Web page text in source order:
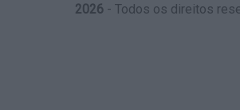
2026- Todos os direitos